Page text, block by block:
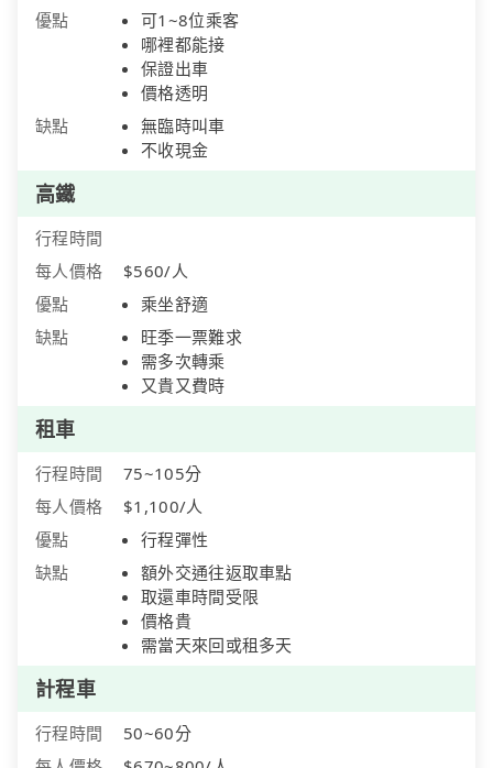
優點
可1~8位乘客
哪裡都能接
保證出車
價格透明
缺點
無臨時叫車
不收現金
高鐵
行程時間
每人價格
$560/人
優點
乘坐舒適
缺點
旺季一票難求
需多次轉乘
又貴又費時
租車
行程時間
75~105分
每人價格
$1,100/人
優點
行程彈性
缺點
額外交通往返取車點
取還車時間受限
價格貴
需當天來回或租多天
計程車
行程時間
50~60分